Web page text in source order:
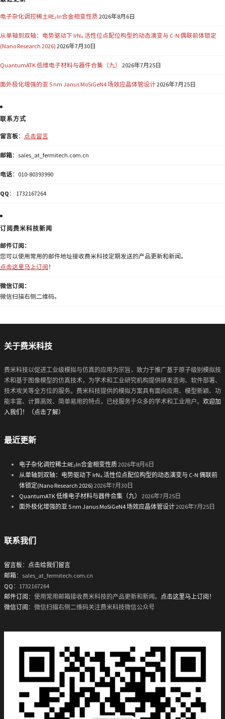
电子杂化调控稀土RE₂In合金相变性质2026年8月6日
从单轴到双轴：电势驱动下 IrN₄ 活性位点配位构型的动态演变与 C-N 偶联前体锁定
(Nano Research 2026) 2026年7月30日
QuantumATK 低维电子材料与器件合集（九） 2026年7月25日
面外极化增强的亚 5 nm Janus MoSiGeN4 场效应晶体管设计2026年7月25日
联系方式
留言板： 点击留言
邮箱：sales_at_fermitech.com.cn
电话：010-80393990
QQ ： 1732167264
订阅费米科技新闻
邮件订阅：
您可以使用常用的邮件地址接收费米科技定期发送的产品更新和新闻。
点击这里马上订阅 ！
微信订阅：
微信扫描右侧二维码。
关于费米科技
费米科技以促进工业级模拟与仿真的应用为宗旨，致力于推广基于原子级别模拟技
术和基于图像模型的仿真技术，为学术和工业研究机构提供研发咨询、软件部署、
技术攻关等全方位的服务。费米科技提供的模拟方案具有面向应用、模型新颖、功
能丰富、计算高效、简单易用的特点，已经服务于众多的学术和工业用户。 欢迎加
入我们！（点击了解）
最近更新
电子杂化调控稀土RE₂In合金相变性质2026年8月6日
从单轴到双轴：电势驱动下 IrN₄ 活性位点配位构型的动态演变与 C-N 偶联前
体锁定(Nano Research 2026) 2026年7月30日
QuantumATK 低维电子材料与器件合集（九）
2026年7月25日
面外极化增强的亚 5 nm Janus MoSiGeN4 场效应晶体管设计2026年7月25日
联系我们
留言板 ： 点击给我们留言
邮箱：sales_at_fermitech.com.cn
QQ ：1732167264
邮件订阅 ：使用常用邮箱接收费米科技的产品更新和新闻。 点击这里马上订阅！
微信订阅 ：微信扫描右侧二维码关注费米科技微信公众号